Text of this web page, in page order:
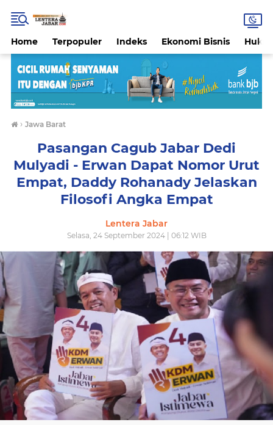
Home Terpopuler Indeks Ekonomi Bisnis
› Jawa Barat
Pasangan Cagub Jabar Dedi
Mulyadi - Erwan Dapat Nomor Urut
Empat, Daddy Rohanady Jelaskan
Filosofi Angka Empat
Lentera Jabar
Selasa, 24 September 2024 | 06:12 WIB